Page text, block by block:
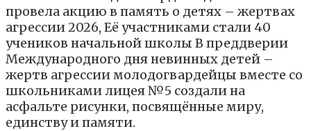
провела акцию в память о детях – жертвах
агрессии 2026, Её участниками стали 40
учеников начальной школы В преддверии
Международного дня невинных детей –
жертв агрессии молодогвардейцы вместе со
школьниками лицея №5 создали на
асфальте рисунки, посвящённые миру,
единству и памяти.